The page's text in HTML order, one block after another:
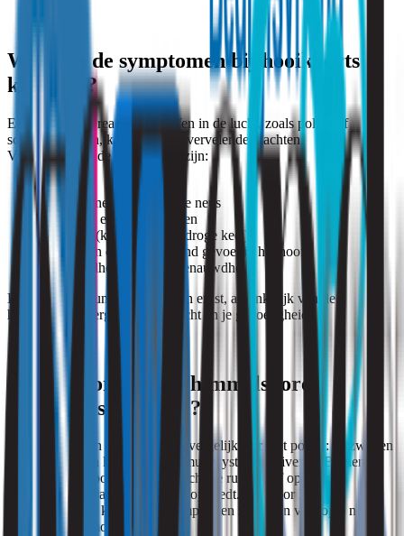
Wat zijn de symptomen bij hooikoorts
klachten?
Een allergische reactie op stoffen in de lucht, zoals pollen of
schimmelsporen, kan leiden tot vervelende klachten.
Veelvoorkomende symptomen zijn:
Niezen
Een loopneus of verstopte neus
Jeukende en tranende ogen
Keelpijn (kriebelende of droge keel)
Hoofdpijn of een drukkend gevoel in het hoofd
Vermoeidheid en soms benauwdheid
Deze reacties kunnen variëren in ernst, afhankelijk van de
hoeveelheid allergenen in de lucht en je gevoeligheid.
Hoe veroorzaken schimmelsporen
hooikoorts klachten?
Schimmelsporen gedragen zich vergelijkbaar met pollen: ze zweven
door de lucht en kunnen het immuunsysteem activeren. Binnen
ontstaan deze sporen vaak in vochtige ruimtes of op koude
oppervlakken waar condensatie optreedt. Hierdoor kun je
binnenshuis last krijgen van symptomen zoals een verstopte neus,
keelpijn of vermoeidheid.